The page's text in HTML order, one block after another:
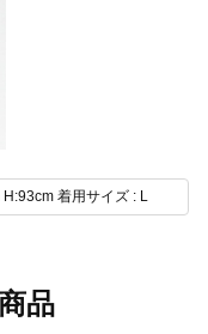
着用サイズ : L
品